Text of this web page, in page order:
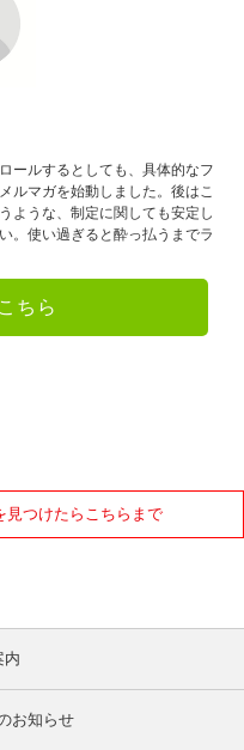
ールするとしても、具体的なフ
ルマガを始動しました。後はこ
ような、制定に関しても安定し
。使い過ぎると酔っ払うまでラ
ちら
見つけたらこちらまで
内
お知らせ